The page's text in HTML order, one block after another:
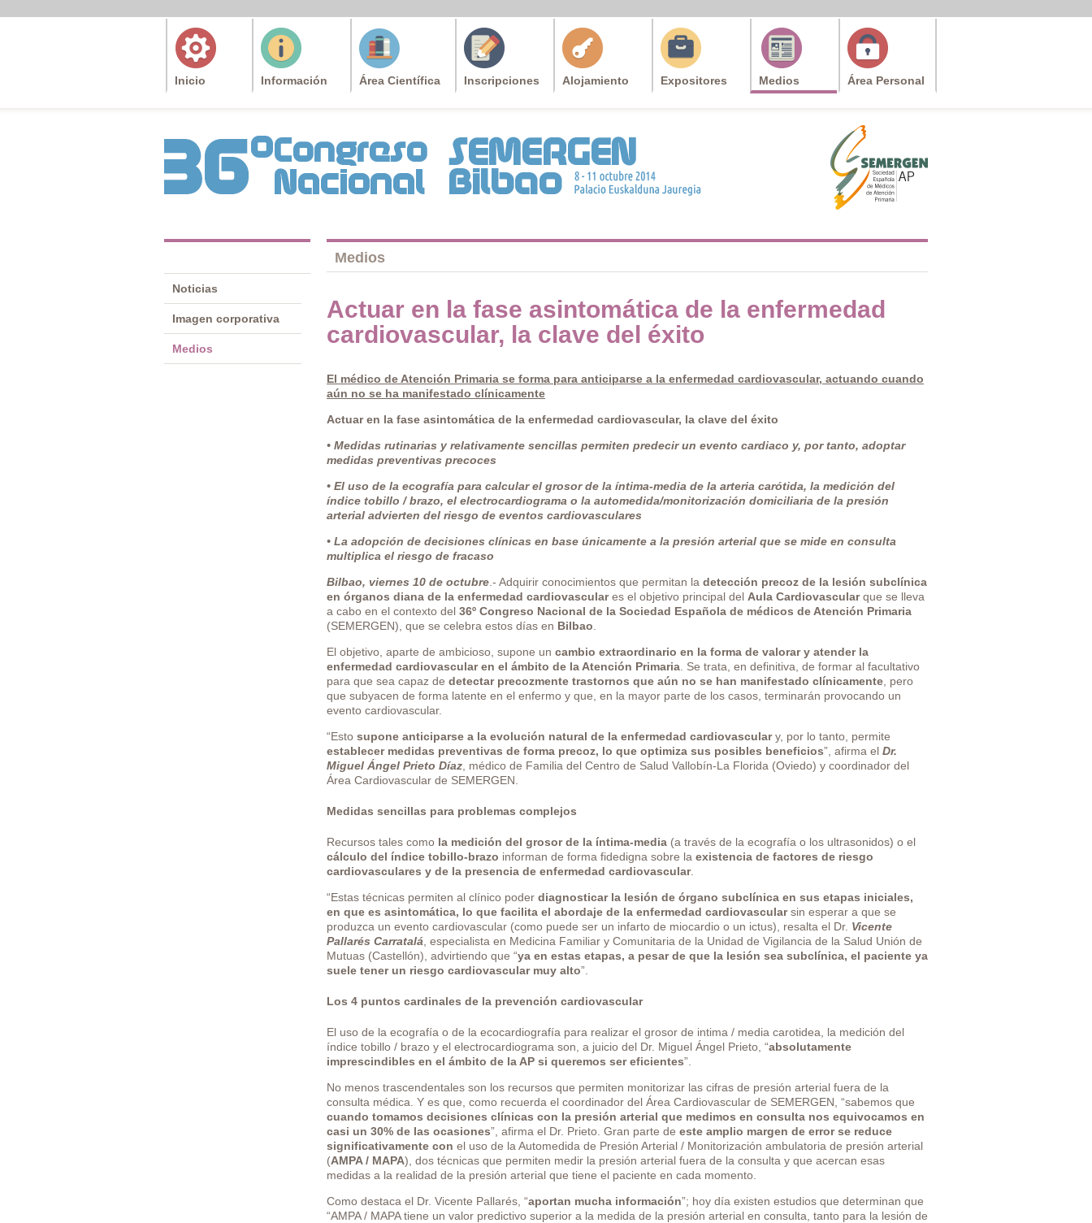
Inicio Información Área Científica Inscripciones Alojamiento Expositores Medios Área Personal
Noticias
Imagen corporativa
Medios
Medios
Actuar en la fase asintomática de la enfermedad
cardiovascular, la clave del éxito
El médico de Atención Primaria se forma para anticiparse a la enfermedad cardiovascular, actuando cuando
aún no se ha manifestado clínicamente
Actuar en la fase asintomática de la enfermedad cardiovascular, la clave del éxito
• Medidas rutinarias y relativamente sencillas permiten predecir un evento cardiaco y, por tanto, adoptar
medidas preventivas precoces
• El uso de la ecografía para calcular el grosor de la íntima-media de la arteria carótida, la medición del
índice tobillo / brazo, el electrocardiograma o la automedida/monitorización domiciliaria de la presión
arterial advierten del riesgo de eventos cardiovasculares
• La adopción de decisiones clínicas en base únicamente a la presión arterial que se mide en consulta
multiplica el riesgo de fracaso
Bilbao, viernes 10 de octubre .- Adquirir conocimientos que permitan la detección precoz de la lesión subclínica
en órganos diana de la enfermedad cardiovasculares el objetivo principal del Aula Cardiovascularque se lleva
a cabo en el contexto del 36º Congreso Nacional de la Sociedad Española de médicos de Atención Primaria
(SEMERGEN), que se celebra estos días en Bilbao
El objetivo, aparte de ambicioso, supone un cambio extraordinario en la forma de valorar y atender la
enfermedad cardiovascular en el ámbito de la Atención Primaria . Se trata, en definitiva, de formar al facultativo
para que sea capaz de detectar precozmente trastornos que aún no se han manifestado clínicamente , pero
que subyacen de forma latente en el enfermo y que, en la mayor parte de los casos, terminarán provocando un
evento cardiovascular.
“Esto supone anticiparse a la evolución natural de la enfermedad cardiovasculary, por lo tanto, permite
establecer medidas preventivas de forma precoz, lo que optimiza sus posibles beneficios”, afirma el Dr.
Miguel Ángel Prieto Díaz , médico de Familia del Centro de Salud Vallobín-La Florida (Oviedo) y coordinador del
Área Cardiovascular de SEMERGEN.
Medidas sencillas para problemas complejos
Recursos tales como la medición del grosor de la íntima-media (a través de la ecografía o los ultrasonidos) o el
cálculo del índice tobillo-brazo informan de forma fidedigna sobre la existencia de factores de riesgo
cardiovasculares y de la presencia de enfermedad cardiovascular.
“Estas técnicas permiten al clínico poder diagnosticar la lesión de órgano subclínica en sus etapas iniciales,
en que es asintomática, lo que facilita el abordaje de la enfermedad cardiovascularsin esperar a que se
produzca un evento cardiovascular (como puede ser un infarto de miocardio o un ictus), resalta el Dr. Vicente
Pallarés Carratalá , especialista en Medicina Familiar y Comunitaria de la Unidad de Vigilancia de la Salud Unión de
Mutuas (Castellón), advirtiendo que “ya en estas etapas, a pesar de que la lesión sea subclínica, el paciente ya
suele tener un riesgo cardiovascular muy alto”.
Los 4 puntos cardinales de la prevención cardiovascular
El uso de la ecografía o de la ecocardiografía para realizar el grosor de intima / media carotidea, la medición del
índice tobillo / brazo y el electrocardiograma son, a juicio del Dr. Miguel Ángel Prieto, “absolutamente
imprescindibles en el ámbito de la AP si queremos ser eficientes”.
No menos trascendentales son los recursos que permiten monitorizar las cifras de presión arterial fuera de la
consulta médica. Y es que, como recuerda el coordinador del Área Cardiovascular de SEMERGEN, “sabemos que
cuando tomamos decisiones clínicas con la presión arterial que medimos en consulta nos equivocamos en
casi un 30% de las ocasiones”, afirma el Dr. Prieto. Gran parte de este amplio margen de error se reduce
significativamente con el uso de la Automedida de Presión Arterial / Monitorización ambulatoria de presión arterial
(AMPA / MAPA), dos técnicas que permiten medir la presión arterial fuera de la consulta y que acercan esas
medidas a la realidad de la presión arterial que tiene el paciente en cada momento.
Como destaca el Dr. Vicente Pallarés, “aportan mucha información”; hoy día existen estudios que determinan que
“AMPA / MAPA tiene un valor predictivo superior a la medida de la presión arterial en consulta, tanto para la lesión de